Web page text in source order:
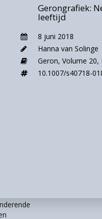
Gerongrafiek:
leeftijd
8 juni 2018
Hanna van Solinge
Geron, Volume 20,
10.1007/s40718-